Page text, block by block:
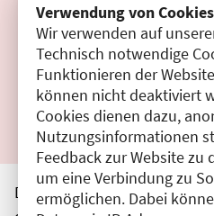
Verwendung von Cookies
Wir verwenden auf
Technisch notwendige
Funktionieren der
können nicht deaktiviert
Cookies dienen dazu,
Nutzungsinformationen
Feedback zur Website
um eine Verbindung zu
ermöglichen. Dabei
Filter zurücksetzen
Ergebnisse drucken
Die hier aufgeführten